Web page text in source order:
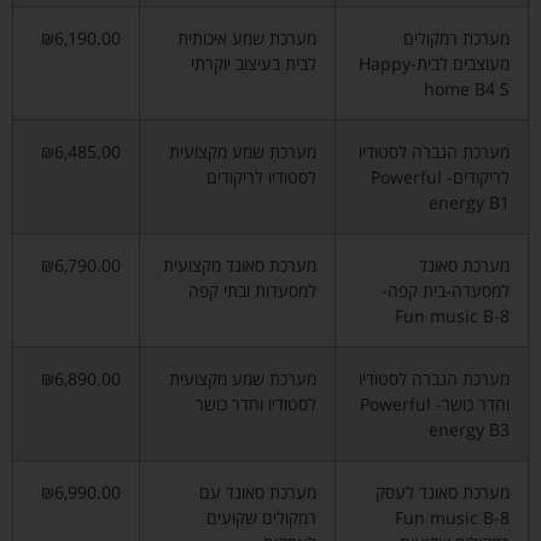
מערכת רמקולים
מעוצבים לבית-Happy
home B4 S
מערכת שמע איכותית
לבית בעיצוב יוקרתי
₪6,190.00
מערכת הגברה לסטודיו
לריקודים- Powerful
energy B1
מערכת שמע מקצועית
לסטודיו לריקודים
₪6,485.00
מערכת סאונד
למסעדה-בית קפה-
Fun music B-8
מערכת סאונד מקצועית
למסעדות ובתי קפה
₪6,790.00
מערכת הגברה לסטודיו
וחדר כושר- Powerful
energy B3
מערכת שמע מקצועית
לסטודיו וחדר כושר
₪6,890.00
מערכת סאונד לעסק
Fun music B-8
מערכת סאונד עם
רמקולים שקועים
₪6,990.00